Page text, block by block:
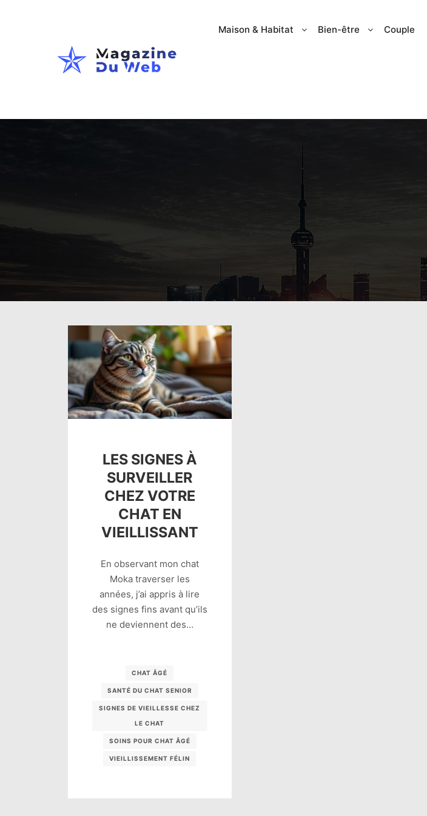
Maison & Habitat Bien-être Couple
LES SIGNES À
SURVEILLER
CHEZ VOTRE
CHAT EN
VIEILLISSANT
En observant mon chat
Moka traverser les
années, j’ai appris à lire
des signes fins avant qu’ils
ne deviennent des…
CHAT ÂGÉ
SANTÉ DU CHAT SENIOR
SIGNES DE VIEILLESSE CHEZ
LE CHAT
SOINS POUR CHAT ÂGÉ
VIEILLISSEMENT FÉLIN